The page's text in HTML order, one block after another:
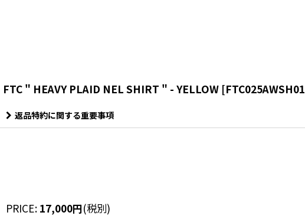
FTC " HEAVY PLAID NEL SHIRT " - YELLOW [FTC025AWSH01
返品特約に関する重要事項
PRICE: 17,000円(税別)